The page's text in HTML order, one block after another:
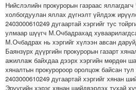
Нийслэлийн прокурорын газраас
холбогдуулан яллах дүгнэлт үйлдэж
2403000610249 дугаартай хэргийг тус
улмаар шүүгч М.Очбадрахад
М.Очбадрах нь хэргийг хүлээн авсан
Баянзүрх дүүргийн прокурорын газарт
ажиллаж байхдаа дээрх хэргийн мөрдөн
хяналтын прокуророор оролцож байсан тул
2403000610249 дугаартай хэргийг хянан
Эрүүгийн хэрэг хянан шийдвэрлэх тухай